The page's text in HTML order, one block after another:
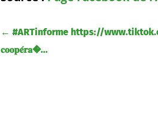
←#ARTinforme https://
𝐜𝐨𝐨𝐩𝐞́𝐫𝐚�...